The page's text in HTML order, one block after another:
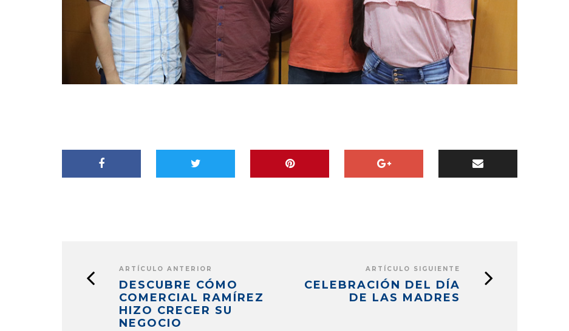
ARTÍCULO ANTERIOR
DESCUBRE CÓMO
COMERCIAL RAMÍREZ
HIZO CRECER SU
NEGOCIO
ARTÍCULO SIGUIENTE
CELEBRACIÓN DEL DÍA
DE LAS MADRES